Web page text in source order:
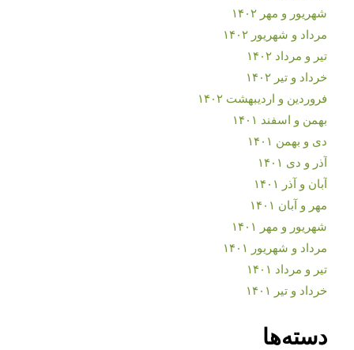
شهریور و مهر ۱۴۰۲
مرداد و شهریور ۱۴۰۲
تیر و مرداد ۱۴۰۲
خرداد و تیر ۱۴۰۲
فروردین و اردیبهشت ۱۴۰۲
بهمن و اسفند ۱۴۰۱
دی و بهمن ۱۴۰۱
آذر و دی ۱۴۰۱
آبان و آذر ۱۴۰۱
مهر و آبان ۱۴۰۱
شهریور و مهر ۱۴۰۱
مرداد و شهریور ۱۴۰۱
تیر و مرداد ۱۴۰۱
خرداد و تیر ۱۴۰۱
دسته‌ها